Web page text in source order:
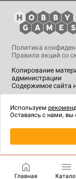
Копирование
администрации
Содержимое сайта
Политика
Правила акций со
технологии.
Главная
Используем
Оставаясь с нами, вы